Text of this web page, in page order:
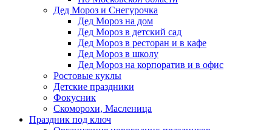
Дед Мороз и Снегурочка
Дед Мороз на дом
Дед Мороз в детский сад
Дед Мороз в ресторан и в кафе
Дед Мороз в школу
Дед Мороз на корпоратив и в офис
Ростовые куклы
Детские праздники
Фокусник
Скоморохи, Масленица
Праздник под ключ